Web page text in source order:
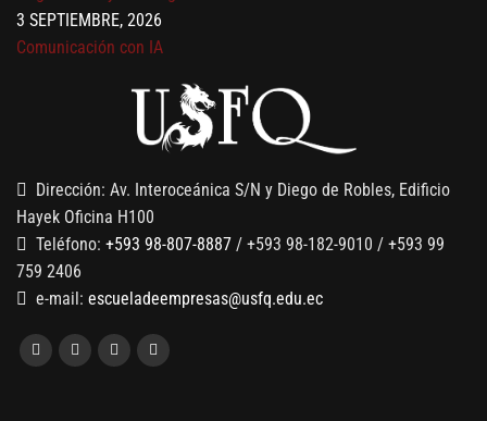
Comunicación con IA
7 SEPTIEMBRE, 2026
13 AGOSTO, 2026
Finanzas para no financieros
Dirección: Av. Interoceánica S/N y Diego de Robles, Edificio
Hayek Oficina H100
Teléfono: +593 98-807-8887 / +593 98-182-9010 / +593 99
759 2406
e-mail: escueladeempresas@usfq.edu.ec